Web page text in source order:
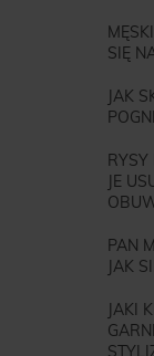
SIĘ
JAK
JE
PAN
JAK
JAKI